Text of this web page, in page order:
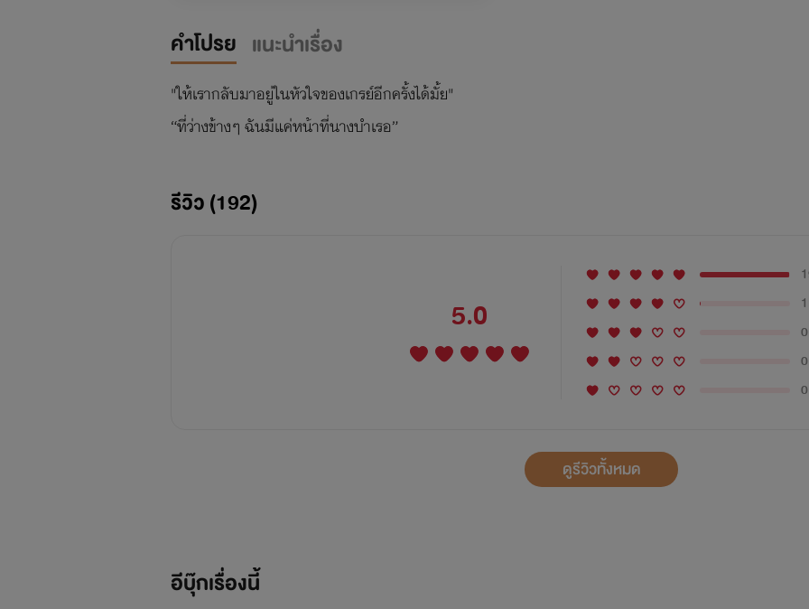
คำโปรย แนะนำเรื่อง
"ให้เรากลับมาอยู่ในหัวใจของเกรย์อีกครั้งได้มั้ย"
“ที่ว่างข้างๆ ฉันมีแค่หน้าที่นางบำเรอ”
รีวิว (192)
5.0
1
0
0
0
ดูรีวิวทั้งหมด
อีบุ๊กเรื่องนี้